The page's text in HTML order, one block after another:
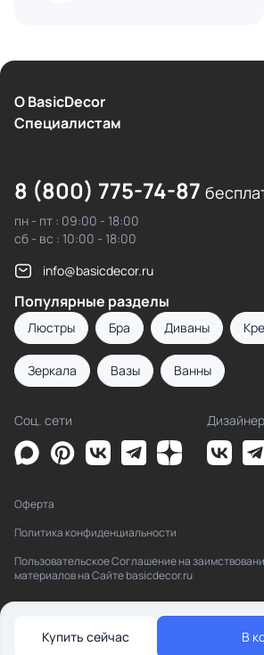
Купить сейчас В
О BasicDecor
Cпециалистам
8 (800) 775-74-87
пн - пт : 09:00 - 18:00
сб - вс : 10:00 - 18:00
info@basicdecor.ru
Популярные разделы
Люстры Бра Диваны
Зеркала Вазы Ванны
Соц. сети
Оферта
Политика конфиденциальности
Пользовательское Соглашение на
материалов на Сайте basicdecor.ru